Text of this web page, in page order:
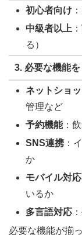
初心者向け
中級者以上
る）
3. 必要な機能
ネットショ
管理など
予約機能：
SNS連携 ：
か
モバイル対応
いるか
多言語対応
必要な機能が揃